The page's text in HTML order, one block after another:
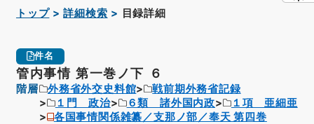
トップ 詳細検索 目録詳細
件名
管内事情 第一巻ノ下 ６
階層 外務省外交史料館
戦前期外務省記録
１門 政治
６類 諸外国内政
１項 亜細亜
各国事情関係雑纂／支那ノ部／奉天 第四巻